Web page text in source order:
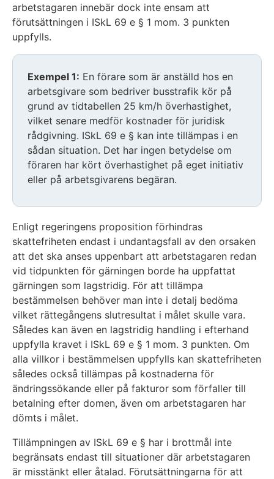
arbetstagaren innebär dock inte ensam att
förutsättningen i ISkL 69 e § 1 mom. 3 punkten
uppfylls.
Huomio
osio
alkaa
Exempel 1: En förare som är anställd hos en
arbetsgivare som bedriver busstrafik kör på
grund av tidtabellen 25 km/h överhastighet,
vilket senare medför kostnader för juridisk
rådgivning. ISkL 69 e § kan inte tillämpas i en
sådan situation. Det har ingen betydelse om
föraren har kört överhastighet på eget initiativ
eller på arbetsgivarens begäran.
päättyy
Enligt regeringens proposition förhindras
skattefriheten endast i undantagsfall av den orsaken
att det ska anses uppenbart att arbetstagaren redan
vid tidpunkten för gärningen borde ha uppfattat
gärningen som lagstridig. För att tillämpa
bestämmelsen behöver man inte i detalj bedöma
vilket rättegångens slutresultat i målet skulle vara.
Således kan även en lagstridig handling i efterhand
uppfylla kravet i ISkL 69 e § 1 mom. 3 punkten. Om
alla villkor i bestämmelsen uppfylls kan skattefriheten
således också tillämpas på kostnaderna för
ändringssökande eller på fakturor som förfaller till
betalning efter domen, även om arbetstagaren har
dömts i målet.
Tillämpningen av ISkL 69 e § har i brottmål inte
begränsats endast till situationer där arbetstagaren
är misstänkt eller åtalad. Förutsättningarna för att